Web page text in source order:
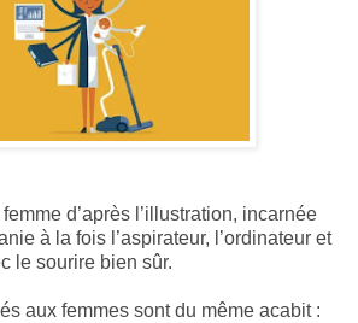
d’après l’illustration, incarnée
à la fois l’aspirateur, l’ordinateur et
le sourire bien sûr.
aux femmes sont du même acabit :